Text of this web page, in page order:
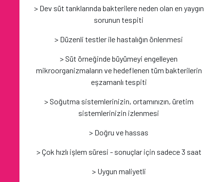
> Dev süt tanklarında bakterilere neden olan en yaygın
sorunun tespiti
> Düzenli testler ile hastalığın önlenmesi
> Süt örneğinde büyümeyi engelleyen
mikroorganizmaların ve hedeflenen tüm bakterilerin
eşzamanlı tespiti
> Soğutma sistemlerinizin, ortamınızın, üretim
sistemlerinizin izlenmesi
> Doğru ve hassas
> Çok hızlı işlem süresi - sonuçlar için sadece 3 saat
> Uygun maliyetli